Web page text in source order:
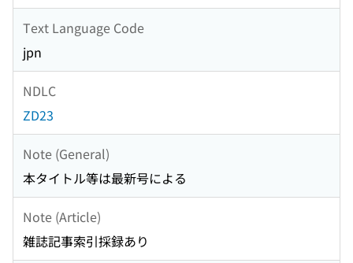
Text Language Code
jpn
NDLC
ZD23
Note (General)
本タイトル等は最新号による
Note (Article)
雑誌記事索引採録あり